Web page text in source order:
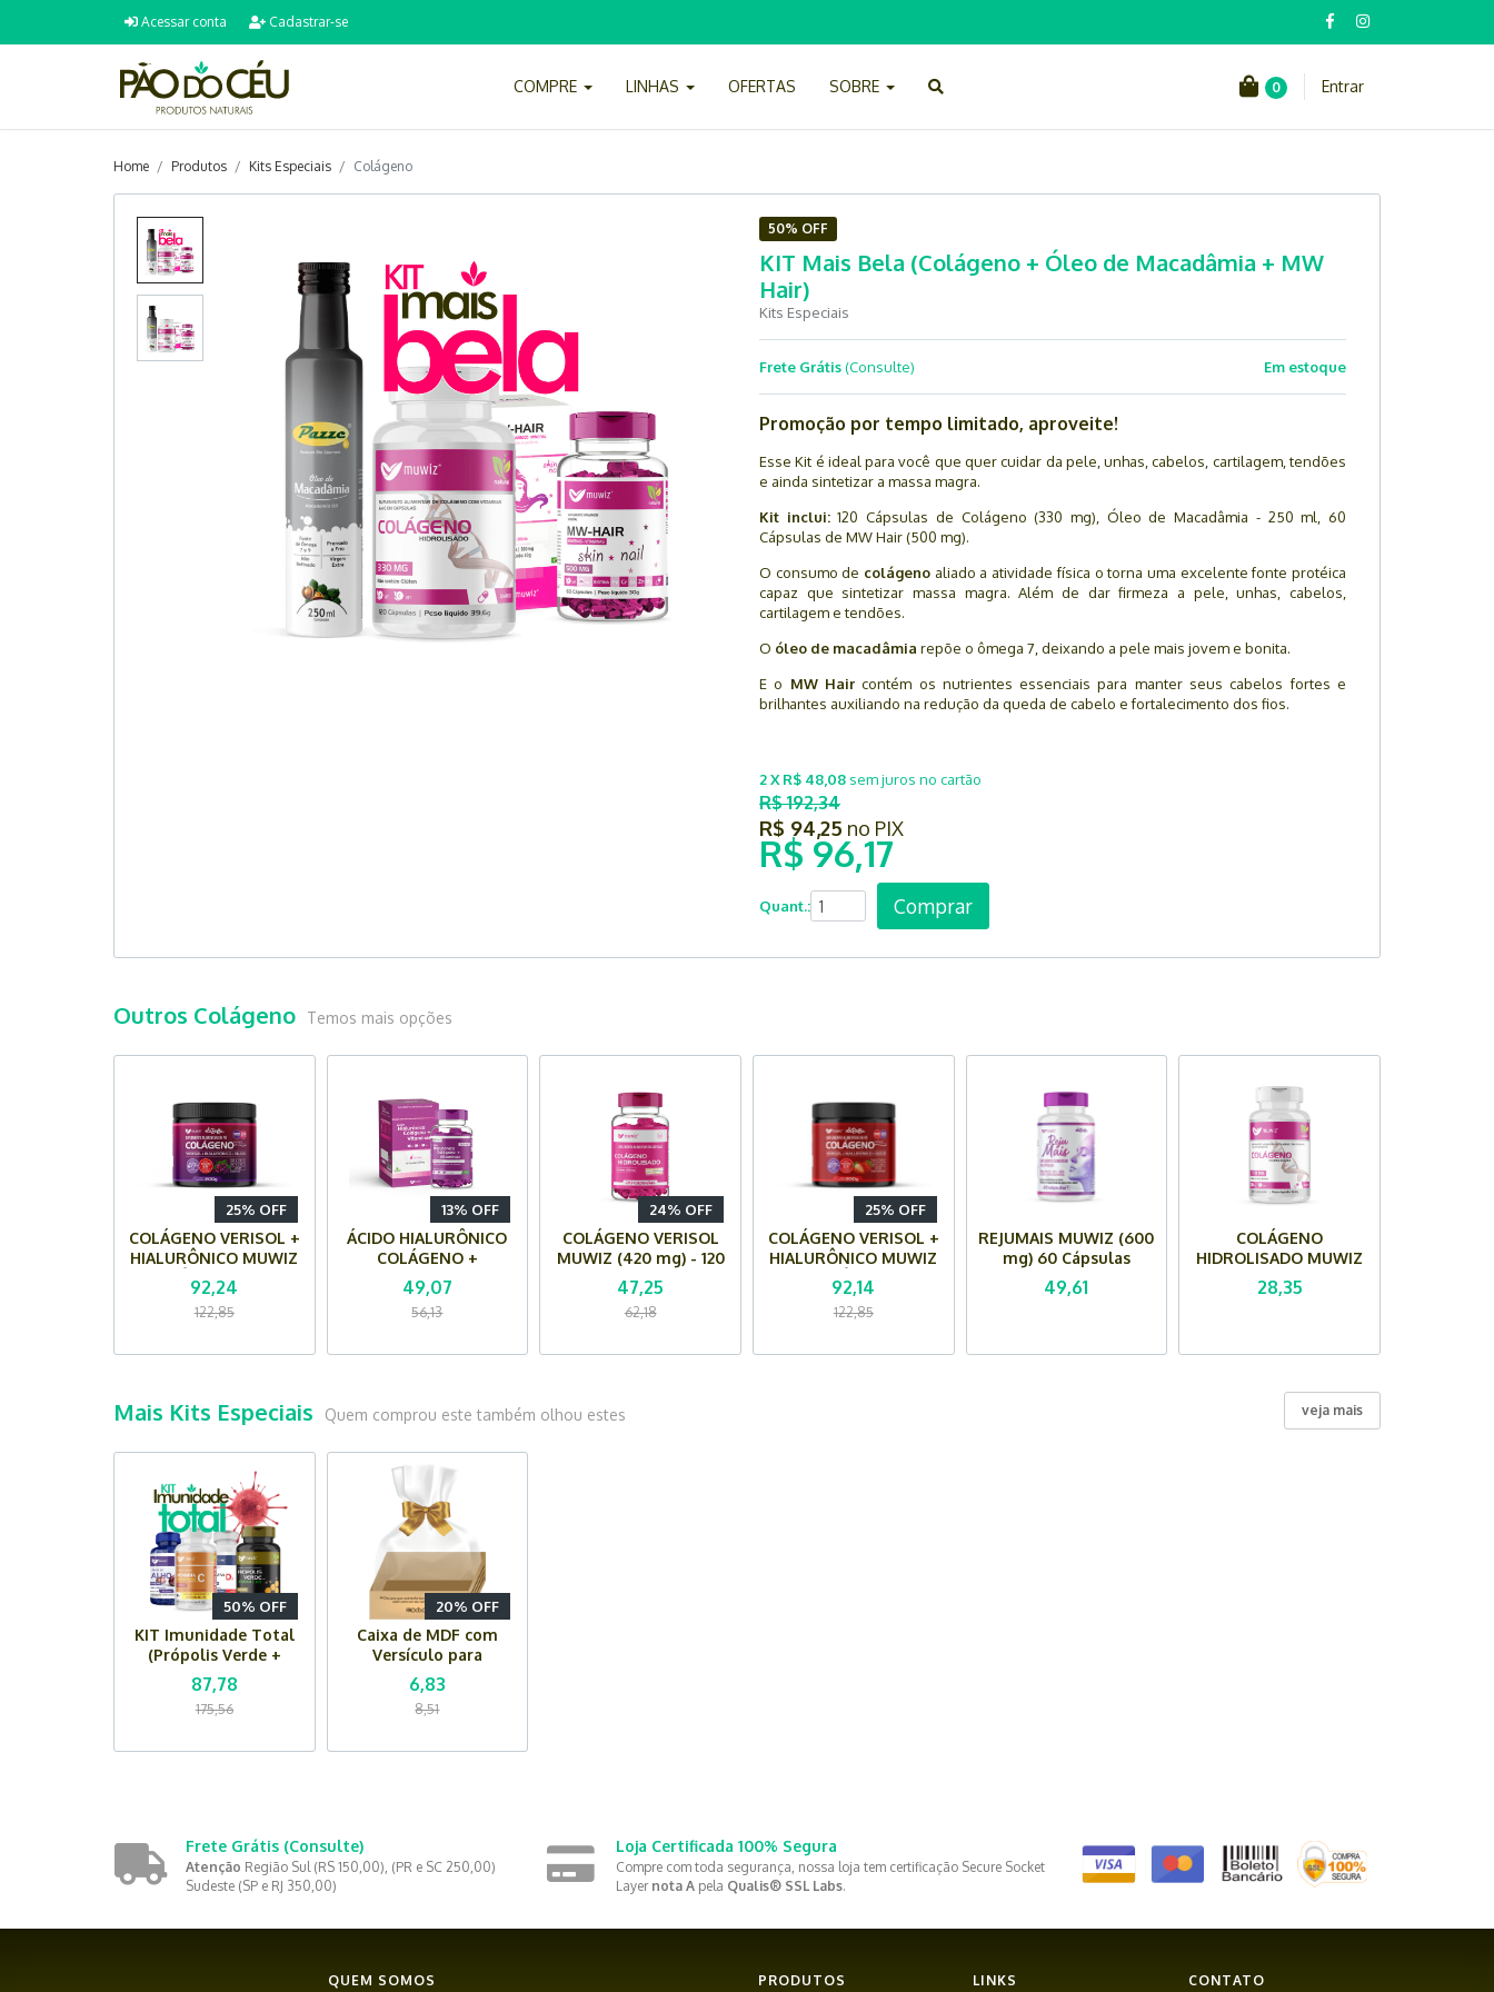
Acessar conta Cadastrar-se
COMPRE LINHAS OFERTAS SOBRE 0 Entrar
Home Produtos Kits Especiais Colágeno
50% OFF
KIT Mais Bela (Colágeno + Óleo de Macadâmia + MW
Hair)
Kits Especiais
Em estoque
Frete Grátis(Consulte)
Promoção por tempo limitado, aproveite!
Esse Kit é ideal para você que quer cuidar da pele, unhas, cabelos, cartilagem, tendões
e ainda sintetizar a massa magra.
Kit inclui:120 Cápsulas de Colágeno (330 mg), Óleo de Macadâmia - 250 ml, 60
Cápsulas de MW Hair (500 mg).
O consumo de colágeno aliado a atividade física o torna uma excelente fonte protéica
capaz que sintetizar massa magra. Além de dar firmeza a pele, unhas, cabelos,
cartilagem e tendões.
O óleo de macadâmia repõe o ômega 7, deixando a pele mais jovem e bonita.
E o MW Haircontém os nutrientes essenciais para manter seus cabelos fortes e
brilhantes auxiliando na redução da queda de cabelo e fortalecimento dos fios.
2 X R$ 48,08 sem juros no cartão
R$ 192,34
R$ 94,25 no PIX
R$ 96,17
Quant.: Comprar
Outros Colágeno Temos mais opções
25% OFF
COLÁGENO VERISOL +
HIALURÔNICO MUWIZ
EM PÓ - 200G (UVA)
92,24
122,85
13% OFF
ÁCIDO HIALURÔNICO
COLÁGENO +
VITAMINAS MUWIZ
(500 mg) - 60
Cápsulas
49,07
56,13
24% OFF
COLÁGENO VERISOL
MUWIZ (420 mg) - 120
Cápsulas
47,25
62,18
25% OFF
COLÁGENO VERISOL +
HIALURÔNICO MUWIZ
EM PÓ - 200G
(MORANGO)
92,14
122,85
REJUMAIS MUWIZ (600
mg) 60 Cápsulas
49,61
COLÁGENO
HIDROLISADO MUWIZ
(330 mg) - 60 Cápsulas
28,35
veja mais
Mais Kits Especiais Quem comprou este também olhou estes
50% OFF
KIT Imunidade Total
(Própolis Verde +
Vitamina D3 + C Ácido
Ascórbico + Óleo de
Alho)
87,78
175,56
20% OFF
Caixa de MDF com
Versículo para
Presente
6,83
8,51
Frete Grátis (Consulte)
Atenção Região Sul (RS 150,00), (PR e SC 250,00)
Sudeste (SP e RJ 350,00)
Loja Certificada 100% Segura
Compre com toda segurança, nossa loja tem certificação Secure Socket
Layer nota Apela Qualis® SSL Labs.
QUEM SOMOS PRODUTOS LINKS CONTATO